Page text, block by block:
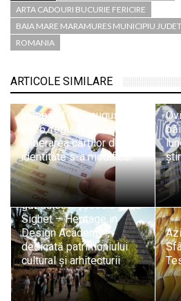
ARTA CADOURI BUCURIE FERICIRE
BAIA MARE MARAMURES MUNICIPIU JUDET
ROMANIA
ARTICOLE SIMILARE
Începând cu 1 august
2026, regulile privind
eliberarea cărților de
identitate s-a modificat
Sighetu Marmației
găzduiește „Școala de la
Sighet – Heritage in
Design Academy”,
dedicată patrimoniului
cultural și arhitecturii